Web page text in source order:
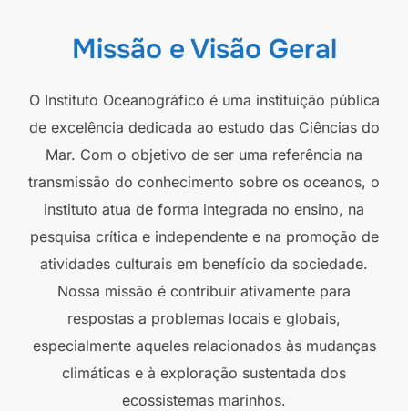
Missão e Visão Geral
O Instituto Oceanográfico é uma instituição pública
de excelência dedicada ao estudo das Ciências do
Mar. Com o objetivo de ser uma referência na
transmissão do conhecimento sobre os oceanos, o
instituto atua de forma integrada no ensino, na
pesquisa crítica e independente e na promoção de
atividades culturais em benefício da sociedade.
Nossa missão é contribuir ativamente para
respostas a problemas locais e globais,
especialmente aqueles relacionados às mudanças
climáticas e à exploração sustentada dos
ecossistemas marinhos.